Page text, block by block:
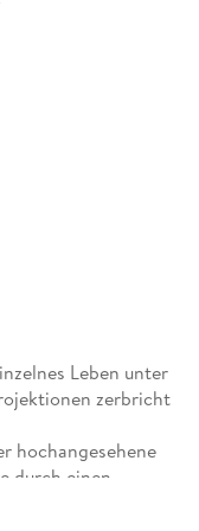
Leben unter
zerbricht
hochangesehene
durch einen